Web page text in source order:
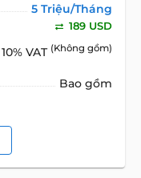
5 Triệu/Tháng
189 USD
10% VAT (Không gồm)
Bao gồm